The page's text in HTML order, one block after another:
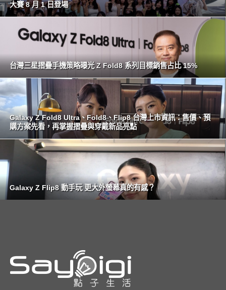
大賽 8 月 1 日登場
台灣三星摺疊手機策略曝光 Z Fold8 系列目標銷售占比 15%
Galaxy Z Fold8 Ultra、Fold8、Flip8 台灣上市資訊：售價、預
購方案先看，再掌握摺疊與穿戴新品亮點
Galaxy Z Flip8 動手玩 更大外螢幕真的有感？